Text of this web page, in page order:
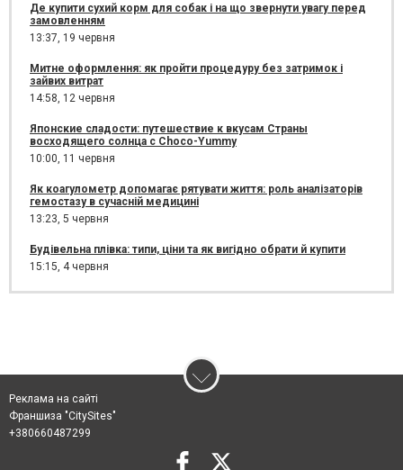
Де купити сухий корм для собак і на що звернути увагу перед
замовленням
13:37, 19 червня
Митне оформлення: як пройти процедуру без затримок і
зайвих витрат
14:58, 12 червня
Японские сладости: путешествие к вкусам Страны
восходящего солнца с Choco-Yummy
10:00, 11 червня
Як коагулометр допомагає рятувати життя: роль аналізаторів
гемостазу в сучасній медицині
13:23, 5 червня
Будівельна плівка: типи, ціни та як вигідно обрати й купити
15:15, 4 червня
Реклама на сайті
Франшиза "CitySites"
+380660487299